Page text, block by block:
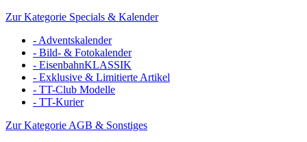
Zur Kategorie Specials & Kalender
- Adventskalender
- Bild- & Fotokalender
- EisenbahnKLASSIK
- Exklusive & Limitierte Artikel
- TT-Club Modelle
- TT-Kurier
Zur Kategorie AGB & Sonstiges